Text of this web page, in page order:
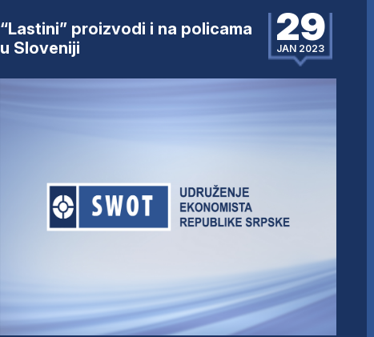
“Lastini” proizvodi i na policama
u Sloveniji
29
JAN 2023